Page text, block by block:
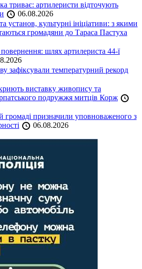
триває: артилеристи відточують
06.08.2026
установ, культурні ініціативи: з якими
громадяни до Тараса Пастуха
шлях артилериста 44-ї
зафіксували температурний рекорд
виставку живопису та
подружжя митців Корж
громаді призначили уповноваженого з
06.08.2026